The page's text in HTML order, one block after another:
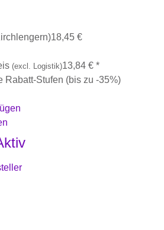
18,45 €
(excl. Logistik)13,84 € *
Rabatt-Stufen (bis zu -35%)